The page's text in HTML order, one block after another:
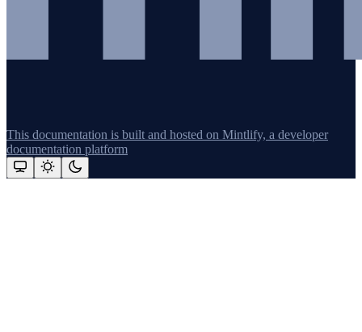
This documentation is built and hosted on Mintlify, a developer
documentation platform